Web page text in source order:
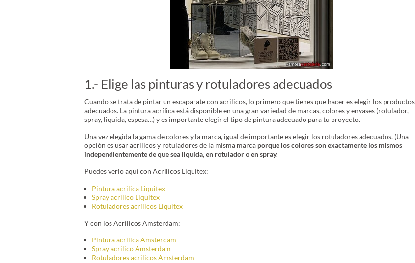
1.- Elige las pinturas y rotuladores adecuados
Cuando se trata de pintar un escaparate con acrilicos, lo primero que tienes que hacer es elegir los productos
adecuados. La pintura acrílica está disponible en una gran variedad de marcas, colores y envases (rotulador,
spray, liquida, espesa…) y es importante elegir el tipo de pintura adecuado para tu proyecto.
Una vez elegida la gama de colores y la marca, igual de importante es elegir los rotuladores adecuados. (Una
opción es usar acrilicos y rotuladores de la misma marca porque los colores son exactamente los mismos
independientemente de que sea liquida, en rotulador o en spray.
Puedes verlo aquí con Acrilicos Liquitex:
Pintura acrilica Liquitex
Spray acrilico Liquitex
Rotuladores acrílicos Liquitex
Y con los Acrilicos Amsterdam:
Pintura acrilica Amsterdam
Spray acrilico Amsterdam
Rotuladores acrilicos Amsterdam